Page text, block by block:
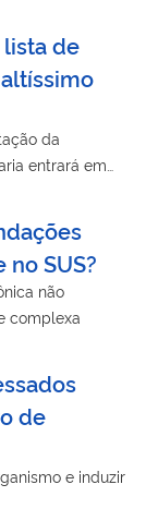
de
da
entrará em
SUS?
não
complexa
de
e induzir